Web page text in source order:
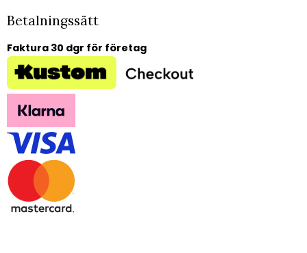
Betalningssätt
Faktura 30 dgr för företag